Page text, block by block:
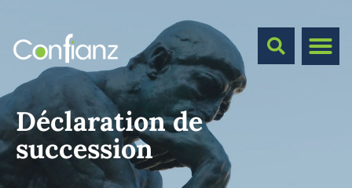
Déclaration de
succession